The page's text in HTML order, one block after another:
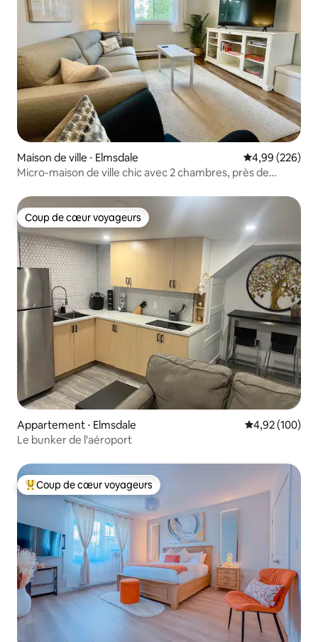
Maison de ville ⋅ Elmsdale Évaluation
4,99 (226)
Micro-maison de ville chic avec 2 chambres, près de
Coup de cœur voyageurs
Coup de cœur voyageurs
Appartement ⋅ Elmsdale Évaluation
4,92 (100)
Le bunker de l'aéroport
Coups de cœur voyageurs les plus appréciés
Coup de cœur voyageurs